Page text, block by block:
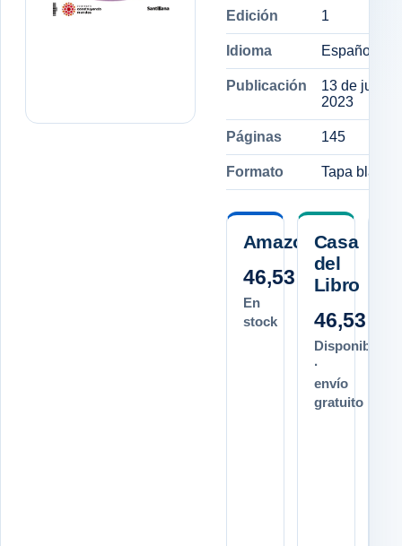
Edición 1
Idioma Español
Publicación
13 de junio
2023
Páginas 145
Formato Tapa blanda
Amazon.es
46,53 €
En
stock
Casa
del
Libro
46,53 €
Disponible
·
envío
gratuito